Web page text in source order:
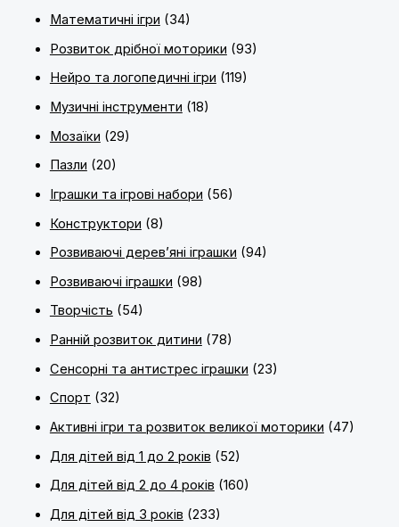
Математичні ігри (34)
Розвиток дрібної моторики (93)
Нейро та логопедичні ігри (119)
Музичні інструменти (18)
Мозаїки (29)
Пазли (20)
Іграшки та ігрові набори (56)
Конструктори (8)
Розвиваючі дерев’яні іграшки (94)
Розвиваючі іграшки (98)
Творчість (54)
Ранній розвиток дитини (78)
Сенсорні та антистрес іграшки (23)
Спорт (32)
Активні ігри та розвиток великої моторики (47)
Для дітей від 1 до 2 років (52)
Для дітей від 2 до 4 років (160)
Для дітей від 3 років (233)